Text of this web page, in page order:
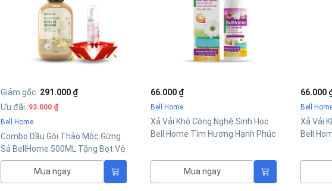
Giảm gốc: 291.000 ₫
Ưu đãi :93.000 ₫
Bell Home
Combo Dầu Gội Thảo Mộc Gừng
Sả BellHome 500ML Tặng Bọt Vệ
Sinh Phụ Nữ 100ML
Mua ngay
66.000 ₫
Bell Home
Xả Vải Khô Công Nghệ Sinh Học
Bell Home Tím Hương Hạnh Phúc
Mua ngay
66.000
Bell
Xả Vải
Bell